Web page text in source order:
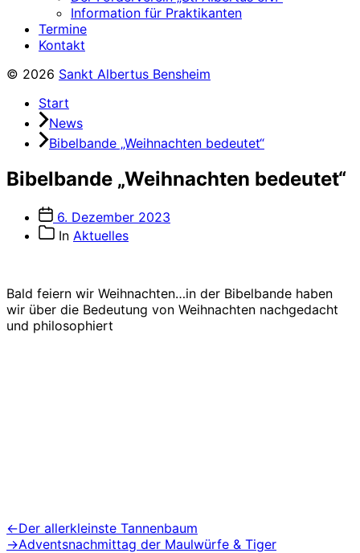
Information für Praktikanten
Termine
Kontakt
© 2026 Sankt Albertus Bensheim
Start
News
Bibelbande „Weihnachten bedeutet“
Bibelbande „Weihnachten bedeutet“
Veröffentlichungsdatum
6. Dezember 2023
Beitragskategorien
In Aktuelles
Bald feiern wir Weihnachten…in der Bibelbande haben
wir über die Bedeutung von Weihnachten nachgedacht
und philosophiert
Beitragsnavigation
←Vorheriger
Beitrag:
Der allerkleinste Tannenbaum
→Nächster
Adventsnachmittag der Maulwürfe & Tiger